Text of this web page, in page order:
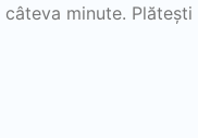
minute.